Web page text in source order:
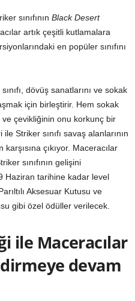
sınıfının Black Desert
artık çeşitli kutlamalara
en popüler sınıfını
dövüş sanatlarını ve sokak
için birleştirir. Hem sokak
ve çevikliğinin onu korkunç bir
Striker sınıfı savaş alanlarının
çıkıyor. Maceracılar
sınıfının gelişini
Haziran tarihine kadar level
Aksesuar Kutusu ve
gibi özel ödüller verilecek.
ile Maceracılar
devam